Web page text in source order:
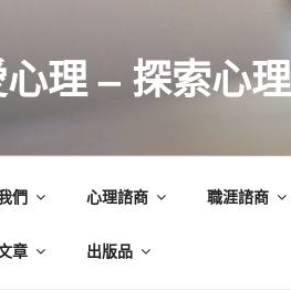
理 – 探索心
們 心理諮商 職涯諮商
章 出版品